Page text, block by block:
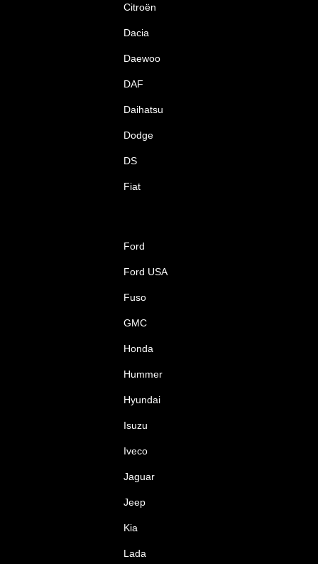
Citroën
Dacia
Daewoo
DAF
Daihatsu
Dodge
DS
Fiat
Ford
Ford USA
Fuso
GMC
Honda
Hummer
Hyundai
Isuzu
Iveco
Jaguar
Jeep
Kia
Lada